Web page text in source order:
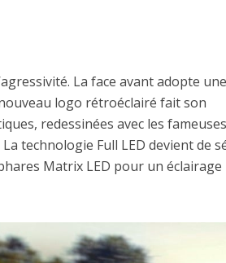
La face avant adopte une
logo rétroéclairé fait son
redessinées avec les
technologie Full LED devient de
Matrix LED pour un éclairage